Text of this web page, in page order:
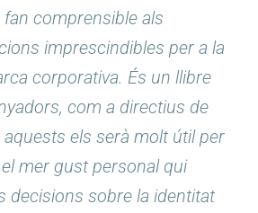
comprensible als
imprescindibles per a la
corporativa. És un llibre
com a directius de
els serà molt útil per
mer gust personal qui
decisions sobre la identitat